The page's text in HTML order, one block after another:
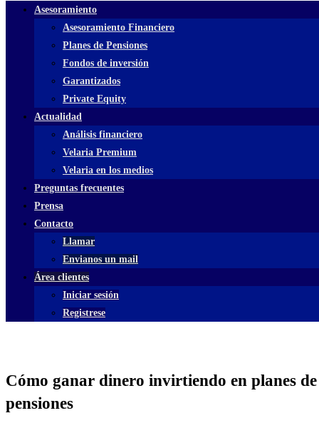
Asesoramiento
Asesoramiento Financiero
Planes de Pensiones
Fondos de inversión
Garantizados
Private Equity
Actualidad
Análisis financiero
Velaria Premium
Velaria en los medios
Preguntas frecuentes
Prensa
Contacto
Llamar
Envianos un mail
Área clientes
Iniciar sesión
Registrese
Cómo ganar dinero invirtiendo en planes de
pensiones